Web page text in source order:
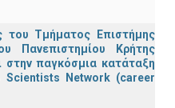
του Τμήματος Επιστήμης
Πανεπιστημίου Κρήτης
στην παγκόσμια κατάταξη
Scientists Network (career